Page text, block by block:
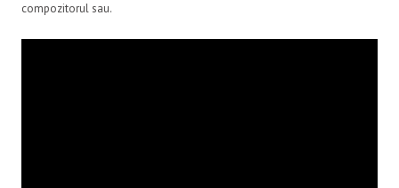
compozitorul sau.